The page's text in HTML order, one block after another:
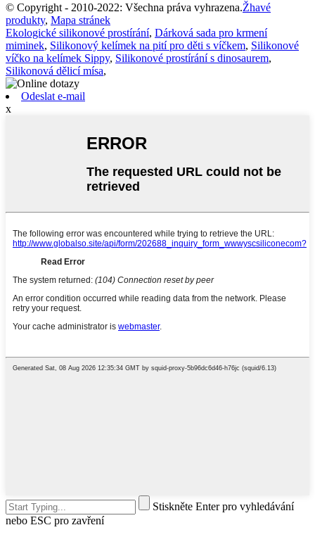
© Copyright - 2010-2022: Všechna práva vyhrazena.Žhavé
produkty, Mapa stránek
Ekologické silikonové prostírání, Dárková sada pro krmení
miminek, Silikonový kelímek na pití pro děti s víčkem, Silikonové
víčko na kelímek Sippy, Silikonové prostírání s dinosaurem,
Silikonová dělicí mísa,
Odeslat e-mail
x
Stiskněte Enter pro vyhledávání
nebo ESC pro zavření